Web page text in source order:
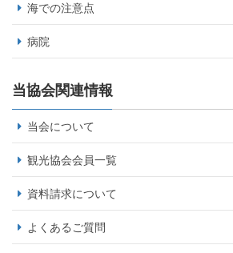
海での注意点
病院
当協会関連情報
当会について
観光協会会員一覧
資料請求について
よくあるご質問